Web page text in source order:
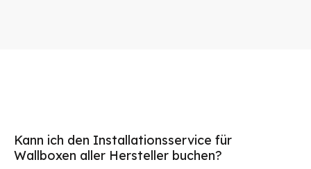
Kann ich den Installationsservice für
Wallboxen aller Hersteller buchen?